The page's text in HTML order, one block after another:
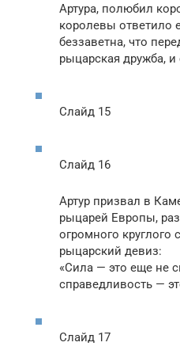
Артура, полюбил
королевы ответило
беззаветна, что
рыцарская дружба, и
Слайд 15
Слайд 16
Артур призвал в
рыцарей Европы,
огромного круглого
рыцарский девиз:
«Сила — это еще не
справедливость —
Слайд 17